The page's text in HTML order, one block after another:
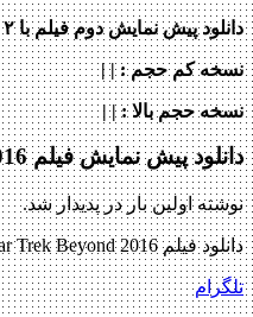
دانلود پیش نمایش دوم فیلم با ۲ کیفیت متفاوت
نسخه کم حجم: | |
نسخه حجم بالا: | |
دانلود پیش نمایش فیلم Star Trek Beyond 2016
نوشته اولین بار در پدیدار شد.
دانلود فیلم Star Trek Beyond 2016
تلگرام